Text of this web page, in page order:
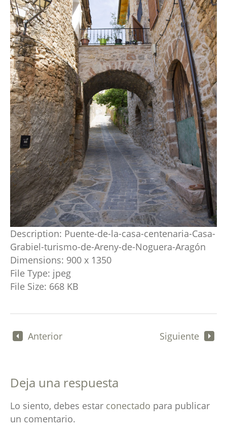
Description: Puente-de-la-casa-centenaria-Casa-
Grabiel-turismo-de-Areny-de-Noguera-Aragón
Dimensions: 900 x 1350
File Type: jpeg
File Size: 668 KB
Anterior Siguiente
Deja una respuesta
Lo siento, debes estar conectado para publicar
un comentario.